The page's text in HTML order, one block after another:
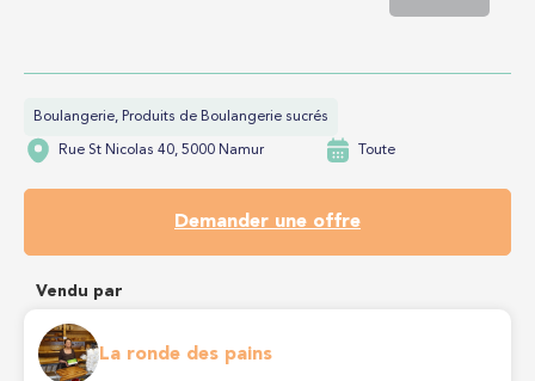
Boulangerie, Produits de Boulangerie sucrés
Rue St Nicolas 40, 5000 Namur Toute
Demander une offre
Vendu par
La ronde des pains